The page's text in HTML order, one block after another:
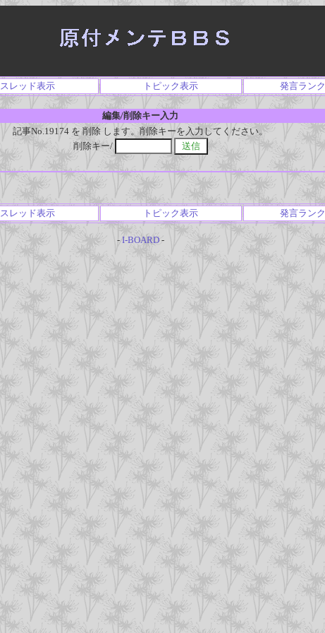
スレッド表示 トピック表示 発言ランク
編集/削除キー入力
記事No.19174 を 削除 します。削除キーを入力してください。
削除キー/
スレッド表示 トピック表示 発言ランク
- I-BOARD-